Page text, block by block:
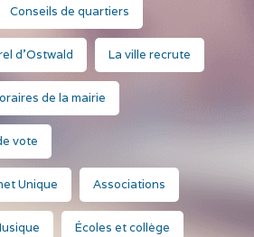
Conseils de quartiers
d'Ostwald La ville recrute
de la mairie
vote
Unique Associations
Écoles et collège